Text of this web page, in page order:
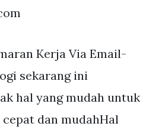
Kerja Via Email-
sekarang ini
hal yang mudah untuk
dan mudahHal